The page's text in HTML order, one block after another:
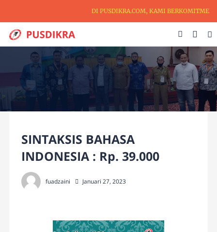
DI PUSDIKRA.COM, KAMI BERKOMITMEN
SINTAKSIS BAHASA
INDONESIA : Rp. 39.000
fuadzaini Januari 27, 2023